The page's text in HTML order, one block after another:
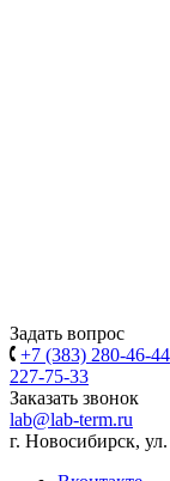
Задать вопрос
+7 (383) 280-46-44
227-75-33
Заказать звонок
lab@lab-term.ru
г. Новосибирск,